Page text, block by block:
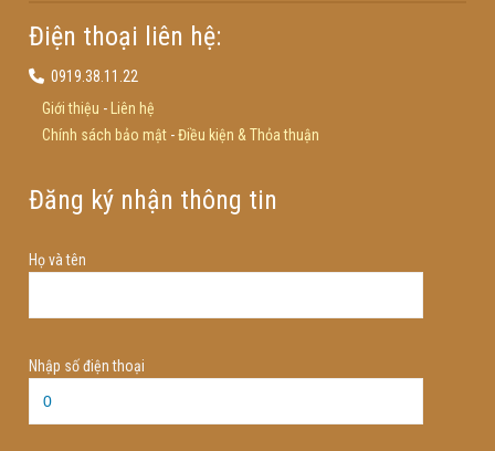
Điện thoại liên hệ:
0919.38.11.22
Giới thiệu -
Liên hệ
Chính sách bảo mật-Điều kiện & Thỏa thuận
Đăng ký nhận thông tin
Họ và tên
Nhập số điện thoại